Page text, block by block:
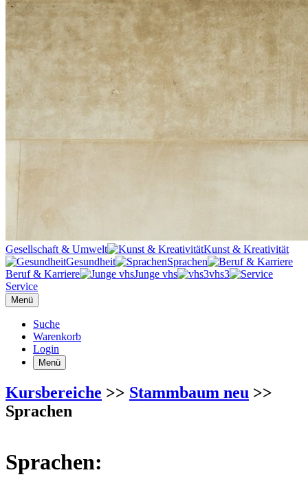
Gesellschaft & Umwelt
Kunst & Kreativität
Gesundheit
Sprachen
Beruf & Karriere
Junge vhs
vhs3
Service
Menü
Suche
Warenkorb
Login
Menü
Kursbereiche >> Stammbaum neu >>
Sprachen
Sprachen: